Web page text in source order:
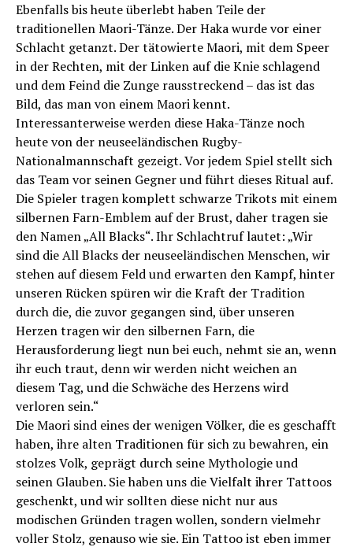
Ebenfalls bis heute überlebt haben Teile der
traditionellen Maori-Tänze. Der Haka wurde vor einer
Schlacht getanzt. Der tätowierte Maori, mit dem Speer
in der Rechten, mit der Linken auf die Knie schlagend
und dem Feind die Zunge rausstreckend – das ist das
Bild, das man von einem Maori kennt.
Interessanterweise werden diese Haka-Tänze noch
heute von der neuseeländischen Rugby-
Nationalmannschaft gezeigt. Vor jedem Spiel stellt sich
das Team vor seinen Gegner und führt dieses Ritual auf.
Die Spieler tragen komplett schwarze Trikots mit einem
silbernen Farn-Emblem auf der Brust, daher tragen sie
den Namen „All Blacks“. Ihr Schlachtruf lautet: „Wir
sind die All Blacks der neuseeländischen Menschen, wir
stehen auf diesem Feld und erwarten den Kampf, hinter
unseren Rücken spüren wir die Kraft der Tradition
durch die, die zuvor gegangen sind, über unseren
Herzen tragen wir den silbernen Farn, die
Herausforderung liegt nun bei euch, nehmt sie an, wenn
ihr euch traut, denn wir werden nicht weichen an
diesem Tag, und die Schwäche des Herzens wird
verloren sein.“
Die Maori sind eines der wenigen Völker, die es geschafft
haben, ihre alten Traditionen für sich zu bewahren, ein
stolzes Volk, geprägt durch seine Mythologie und
seinen Glauben. Sie haben uns die Vielfalt ihrer Tattoos
geschenkt, und wir sollten diese nicht nur aus
modischen Gründen tragen wollen, sondern vielmehr
voller Stolz, genauso wie sie. Ein Tattoo ist eben immer